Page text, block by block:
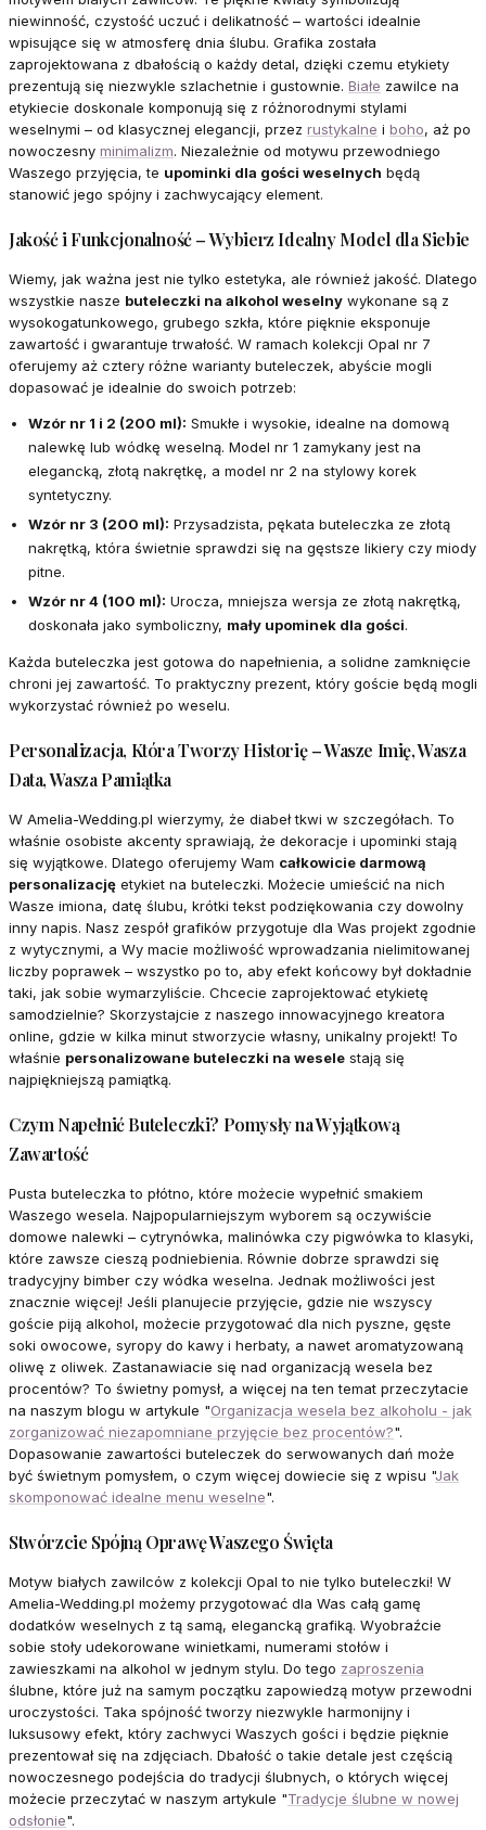
niewinność, czystość uczuć i delikatność – wartości idealnie
wpisujące się w atmosferę dnia ślubu. Grafika została
zaprojektowana z dbałością o każdy detal, dzięki czemu etykiety
prezentują się niezwykle szlachetnie i gustownie. Białe zawilce na
etykiecie doskonale komponują się z różnorodnymi stylami
weselnymi – od klasycznej elegancji, przez rustykalne i boho, aż po
nowoczesny minimalizm. Niezależnie od motywu przewodniego
Waszego przyjęcia, te upominki dla gości weselnych będą
stanowić jego spójny i zachwycający element.
Jakość i Funkcjonalność – Wybierz Idealny Model dla Siebie
Wiemy, jak ważna jest nie tylko estetyka, ale również jakość. Dlatego
wszystkie nasze buteleczki na alkohol weselny wykonane są z
wysokogatunkowego, grubego szkła, które pięknie eksponuje
zawartość i gwarantuje trwałość. W ramach kolekcji Opal nr 7
oferujemy aż cztery różne warianty buteleczek, abyście mogli
dopasować je idealnie do swoich potrzeb:
Wzór nr 1 i 2 (200 ml): Smukłe i wysokie, idealne na domową
nalewkę lub wódkę weselną. Model nr 1 zamykany jest na
elegancką, złotą nakrętkę, a model nr 2 na stylowy korek
syntetyczny.
Wzór nr 3 (200 ml): Przysadzista, pękata buteleczka ze złotą
nakrętką, która świetnie sprawdzi się na gęstsze likiery czy miody
pitne.
Wzór nr 4 (100 ml): Urocza, mniejsza wersja ze złotą nakrętką,
doskonała jako symboliczny, mały upominek dla gości.
Każda buteleczka jest gotowa do napełnienia, a solidne zamknięcie
chroni jej zawartość. To praktyczny prezent, który goście będą mogli
wykorzystać również po weselu.
Personalizacja, Która Tworzy Historię – Wasze Imię, Wasza
Data, Wasza Pamiątka
W Amelia-Wedding.pl wierzymy, że diabeł tkwi w szczegółach. To
właśnie osobiste akcenty sprawiają, że dekoracje i upominki stają
się wyjątkowe. Dlatego oferujemy Wam całkowicie darmową
personalizację etykiet na buteleczki. Możecie umieścić na nich
Wasze imiona, datę ślubu, krótki tekst podziękowania czy dowolny
inny napis. Nasz zespół grafików przygotuje dla Was projekt zgodnie
z wytycznymi, a Wy macie możliwość wprowadzania nielimitowanej
liczby poprawek – wszystko po to, aby efekt końcowy był dokładnie
taki, jak sobie wymarzyliście. Chcecie zaprojektować etykietę
samodzielnie? Skorzystajcie z naszego innowacyjnego kreatora
online, gdzie w kilka minut stworzycie własny, unikalny projekt! To
właśnie personalizowane buteleczki na wesele stają się
najpiękniejszą pamiątką.
Czym Napełnić Buteleczki? Pomysły na Wyjątkową
Zawartość
Pusta buteleczka to płótno, które możecie wypełnić smakiem
Waszego wesela. Najpopularniejszym wyborem są oczywiście
domowe nalewki – cytrynówka, malinówka czy pigwówka to klasyki,
które zawsze cieszą podniebienia. Równie dobrze sprawdzi się
tradycyjny bimber czy wódka weselna. Jednak możliwości jest
znacznie więcej! Jeśli planujecie przyjęcie, gdzie nie wszyscy
goście piją alkohol, możecie przygotować dla nich pyszne, gęste
soki owocowe, syropy do kawy i herbaty, a nawet aromatyzowaną
oliwę z oliwek. Zastanawiacie się nad organizacją wesela bez
procentów? To świetny pomysł, a więcej na ten temat przeczytacie
na naszym blogu w artykule "Organizacja wesela bez alkoholu - jak
zorganizować niezapomniane przyjęcie bez procentów?".
Dopasowanie zawartości buteleczek do serwowanych dań może
być świetnym pomysłem, o czym więcej dowiecie się z wpisu "Jak
skomponować idealne menu weselne".
Stwórzcie Spójną Oprawę Waszego Święta
Motyw białych zawilców z kolekcji Opal to nie tylko buteleczki! W
Amelia-Wedding.pl możemy przygotować dla Was całą gamę
dodatków weselnych z tą samą, elegancką grafiką. Wyobraźcie
sobie stoły udekorowane winietkami, numerami stołów i
zawieszkami na alkohol w jednym stylu. Do tego zaproszenia
ślubne, które już na samym początku zapowiedzą motyw przewodni
uroczystości. Taka spójność tworzy niezwykle harmonijny i
luksusowy efekt, który zachwyci Waszych gości i będzie pięknie
prezentował się na zdjęciach. Dbałość o takie detale jest częścią
nowoczesnego podejścia do tradycji ślubnych, o których więcej
możecie przeczytać w naszym artykule "Tradycje ślubne w nowej
odsłonie".